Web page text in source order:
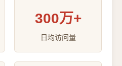
300万+
日均访问量